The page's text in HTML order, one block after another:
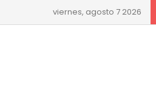
viernes, agosto 7 2026